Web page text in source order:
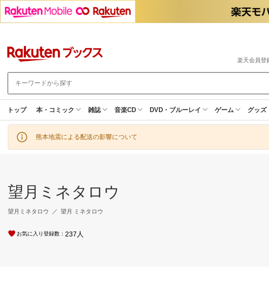
楽天会員登
トップ 本・コミック 雑誌 音楽CD DVD・ブルーレイ ゲーム グッズ
熊本地震による配送の影響について
望月ミネタロウ
望月ミネタロウ 望月 ミネタロウ
お気に入り登録数： 237 人